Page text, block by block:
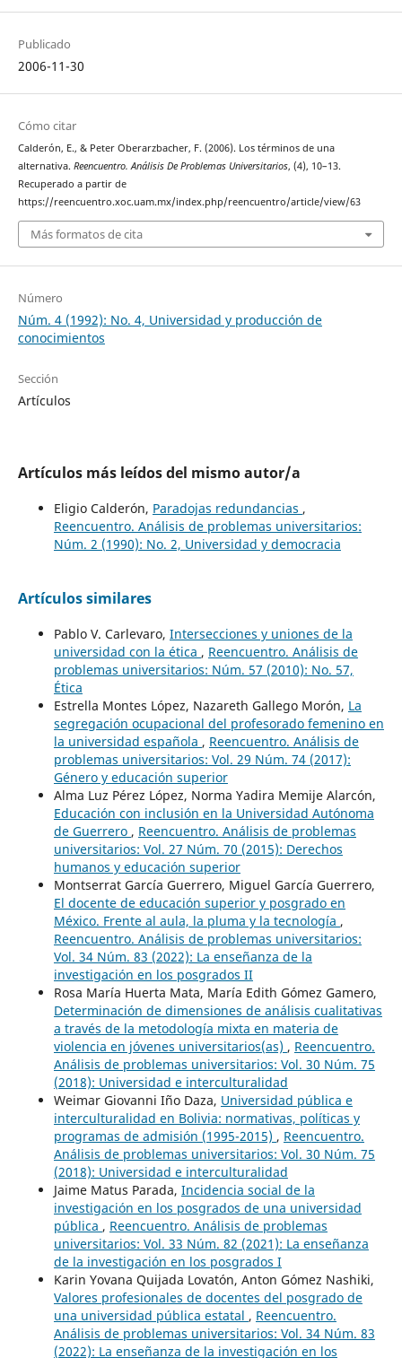
Publicado
2006-11-30
Cómo citar
Calderón, E., & Peter Oberarzbacher, F. (2006). Los términos de una
alternativa. Reencuentro. Análisis De Problemas Universitarios, (4), 10–13.
Recuperado a partir de
https://reencuentro.xoc.uam.mx/index.php/reencuentro/article/view/63
Más formatos de cita
Número
Núm. 4 (1992): No. 4, Universidad y producción de
conocimientos
Sección
Artículos
Artículos más leídos del mismo autor/a
Eligio Calderón, Paradojas redundancias ,
Reencuentro. Análisis de problemas universitarios:
Núm. 2 (1990): No. 2, Universidad y democracia
Artículos similares
Pablo V. Carlevaro, Intersecciones y uniones de la
universidad con la ética , Reencuentro. Análisis de
problemas universitarios: Núm. 57 (2010): No. 57,
Ética
Estrella Montes López, Nazareth Gallego Morón, La
segregación ocupacional del profesorado femenino en
la universidad española , Reencuentro. Análisis de
problemas universitarios: Vol. 29 Núm. 74 (2017):
Género y educación superior
Alma Luz Pérez López, Norma Yadira Memije Alarcón,
Educación con inclusión en la Universidad Autónoma
de Guerrero , Reencuentro. Análisis de problemas
universitarios: Vol. 27 Núm. 70 (2015): Derechos
humanos y educación superior
Montserrat García Guerrero, Miguel García Guerrero,
El docente de educación superior y posgrado en
México. Frente al aula, la pluma y la tecnología ,
Reencuentro. Análisis de problemas universitarios:
Vol. 34 Núm. 83 (2022): La enseñanza de la
investigación en los posgrados II
Rosa María Huerta Mata, María Edith Gómez Gamero,
Determinación de dimensiones de análisis cualitativas
a través de la metodología mixta en materia de
violencia en jóvenes universitarios(as) , Reencuentro.
Análisis de problemas universitarios: Vol. 30 Núm. 75
(2018): Universidad e interculturalidad
Weimar Giovanni Iño Daza, Universidad pública e
interculturalidad en Bolivia: normativas, políticas y
programas de admisión (1995-2015) , Reencuentro.
Análisis de problemas universitarios: Vol. 30 Núm. 75
(2018): Universidad e interculturalidad
Jaime Matus Parada, Incidencia social de la
investigación en los posgrados de una universidad
pública , Reencuentro. Análisis de problemas
universitarios: Vol. 33 Núm. 82 (2021): La enseñanza
de la investigación en los posgrados I
Karin Yovana Quijada Lovatón, Anton Gómez Nashiki,
Valores profesionales de docentes del posgrado de
una universidad pública estatal , Reencuentro.
Análisis de problemas universitarios: Vol. 34 Núm. 83
(2022): La enseñanza de la investigación en los